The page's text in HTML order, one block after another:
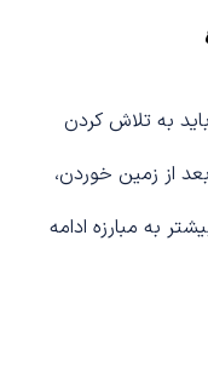
به تلاش کردن
از زمین خوردن،
به مبارزه ادامه